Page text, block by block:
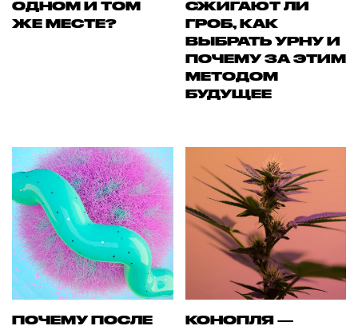
ОДНОМ И ТОМ
ЖЕ МЕСТЕ?
СЖИГАЮТ ЛИ
ГРОБ, КАК
ВЫБРАТЬ УРНУ И
ПОЧЕМУ ЗА ЭТИМ
МЕТОДОМ
БУДУЩЕЕ
ПОЧЕМУ ПОСЛЕ
КОНОПЛЯ —